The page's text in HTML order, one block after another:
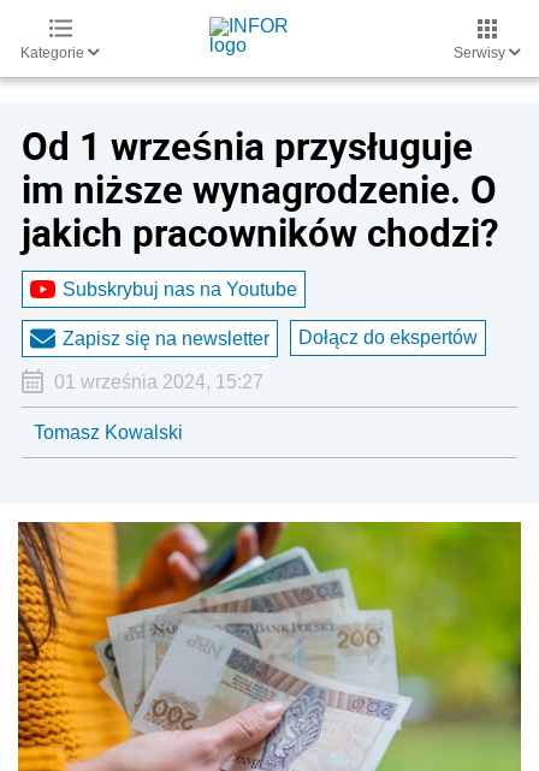
Kategorie Serwisy
Od 1 września przysługuje
im niższe wynagrodzenie. O
jakich pracowników chodzi?
Subskrybuj nas na Youtube
Zapisz się na newsletter Dołącz do ekspertów
01 września 2024, 15:27
Tomasz Kowalski